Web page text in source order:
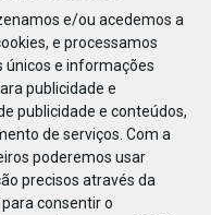
e/ou acedemos a
e processamos
únicos e informações
publicidade e
publicidade e conteúdos,
de serviços. Com a
poderemos usar
precisos através da
consentir o